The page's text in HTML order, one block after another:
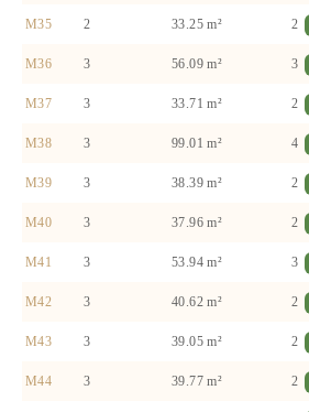
M35 2 33.25 m² 2
M36 3 56.09 m² 3
M37 3 33.71 m² 2
M38 3 99.01 m² 4
M39 3 38.39 m² 2
M40 3 37.96 m² 2
M41 3 53.94 m² 3
M42 3 40.62 m² 2
M43 3 39.05 m² 2
M44 3 39.77 m² 2